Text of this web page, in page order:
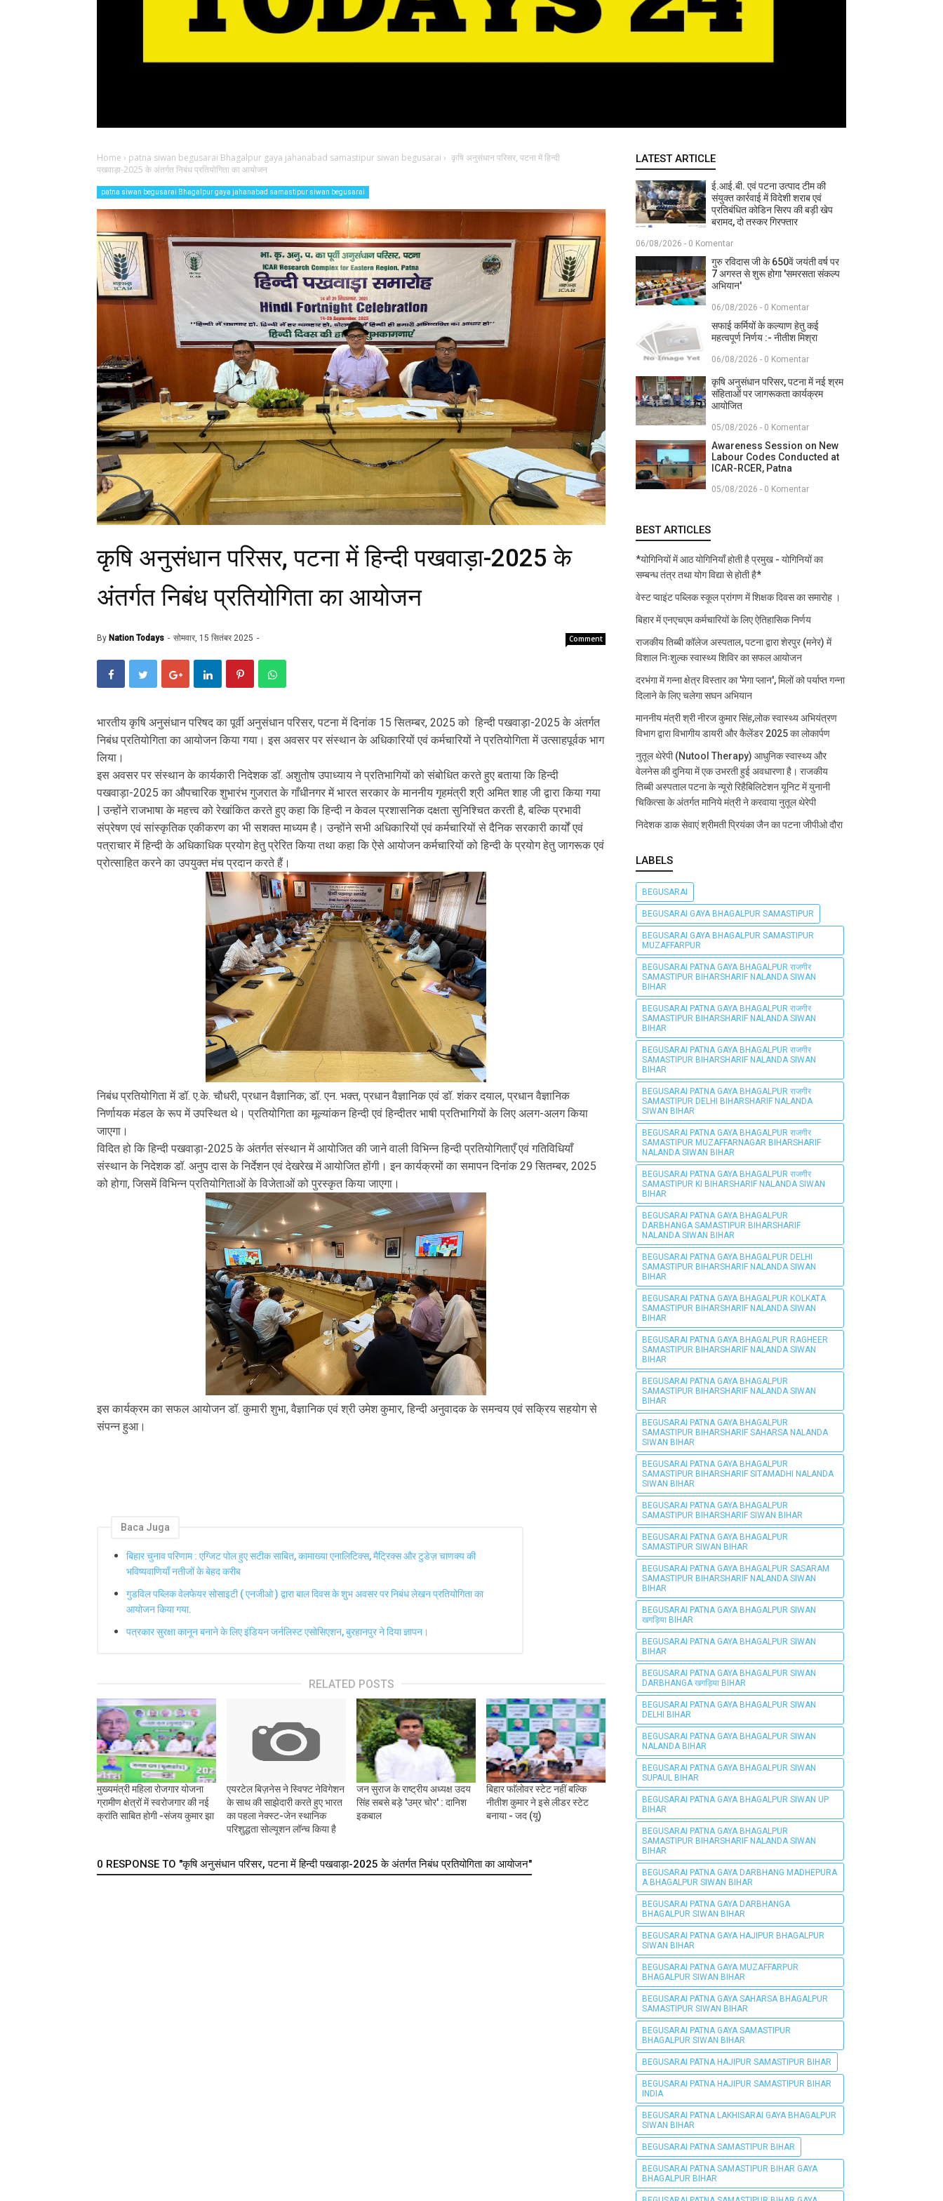
Home › patna siwan begusarai Bhagalpur gaya jahanabad samastipur siwan begusarai › कृषि अनुसंधान परिसर, पटना में हिन्दी
पखवाड़ा-2025 के अंतर्गत निबंध प्रतियोगिता का आयोजन
patna siwan begusarai Bhagalpur gaya jahanabad samastipur siwan begusarai
कृषि अनुसंधान परिसर, पटना में हिन्दी पखवाड़ा-2025 के
अंतर्गत निबंध प्रतियोगिता का आयोजन
By Nation Todays सोमवार, 15 सितंबर 2025 Comment
भारतीय कृषि अनुसंधान परिषद का पूर्वी अनुसंधान परिसर, पटना में दिनांक 15 सितम्बर, 2025 को हिन्दी पखवाड़ा-2025 के अंतर्गत
निबंध प्रतियोगिता का आयोजन किया गया। इस अवसर पर संस्थान के अधिकारियों एवं कर्मचारियों ने प्रतियोगिता में उत्साहपूर्वक भाग
लिया।
इस अवसर पर संस्थान के कार्यकारी निदेशक डॉ. अशुतोष उपाध्याय ने प्रतिभागियों को संबोधित करते हुए बताया कि हिन्दी
पखवाड़ा-2025 का औपचारिक शुभारंभ गुजरात के गाँधीनगर में भारत सरकार के माननीय गृहमंत्री श्री अमित शाह जी द्वारा किया गया
| उन्होंने राजभाषा के महत्त्व को रेखांकित करते हुए कहा कि हिन्दी न केवल प्रशासनिक दक्षता सुनिश्चित करती है, बल्कि प्रभावी
संप्रेषण एवं सांस्कृतिक एकीकरण का भी सशक्त माध्यम है। उन्होंने सभी अधिकारियों एवं कर्मचारियों से दैनिक सरकारी कार्यों एवं
पत्राचार में हिन्दी के अधिकाधिक प्रयोग हेतु प्रेरित किया तथा कहा कि ऐसे आयोजन कर्मचारियों को हिन्दी के प्रयोग हेतु जागरूक एवं
प्रोत्साहित करने का उपयुक्त मंच प्रदान करते हैं।
निबंध प्रतियोगिता में डॉ. ए.के. चौधरी, प्रधान वैज्ञानिक; डॉ. एन. भक्त, प्रधान वैज्ञानिक एवं डॉ. शंकर दयाल, प्रधान वैज्ञानिक
निर्णायक मंडल के रूप में उपस्थित थे। प्रतियोगिता का मूल्यांकन हिन्दी एवं हिन्दीतर भाषी प्रतिभागियों के लिए अलग-अलग किया
जाएगा।
विदित हो कि हिन्दी पखवाड़ा-2025 के अंतर्गत संस्थान में आयोजित की जाने वाली विभिन्न हिन्दी प्रतियोगिताएँ एवं गतिविधियाँ
संस्थान के निदेशक डॉ. अनुप दास के निर्देशन एवं देखरेख में आयोजित होंगी। इन कार्यक्रमों का समापन दिनांक 29 सितम्बर, 2025
को होगा, जिसमें विभिन्न प्रतियोगिताओं के विजेताओं को पुरस्कृत किया जाएगा।
इस कार्यक्रम का सफल आयोजन डॉ. कुमारी शुभा, वैज्ञानिक एवं श्री उमेश कुमार, हिन्दी अनुवादक के समन्वय एवं सक्रिय सहयोग से
संपन्न हुआ।
Baca Juga
बिहार चुनाव परिणाम : एग्जिट पोल हुए सटीक साबित, कामाख्या एनालिटिक्स, मैट्रिक्स और टुडेज़ चाणक्य की
भविष्यवाणियाँ नतीजों के बेहद करीब
गुडविल पब्लिक वेलफेयर सोसाइटी ( एनजीओ ) द्वारा बाल दिवस के शुभ अवसर पर निबंध लेखन प्रतियोगिता का
आयोजन किया गया.
पत्रकार सुरक्षा कानून बनाने के लिए इंडियन जर्नलिस्ट एसोसिएशन, बुरहानपुर ने दिया ज्ञापन।
RELATED POSTS
मुख्यमंत्री महिला रोजगार योजना
ग्रामीण क्षेत्रों में स्वरोजगार की नई
क्रांति साबित होगी -संजय कुमार झा
एयरटेल बिज़नेस ने स्विफ्ट नेविगेशन
के साथ की साझेदारी करते हुए भारत
का पहला नेक्स्ट-जेन स्थानिक
परिशुद्धता सोल्यूशन लॉन्च किया है
जन सुराज के राष्ट्रीय अध्यक्ष उदय
सिंह सबसे बड़े 'उम्र चोर' : दानिश
इकबाल
बिहार फाॅलोवर स्टेट नहीं बल्कि
नीतीश कुमार ने इसे लीडर स्टेट
बनाया - जद (यू)
0 RESPONSE TO "कृषि अनुसंधान परिसर, पटना में हिन्दी पखवाड़ा-2025 के अंतर्गत निबंध प्रतियोगिता का आयोजन"
LATEST ARTICLE
ई.आई.बी. एवं पटना उत्पाद टीम की
संयुक्त कार्रवाई में विदेशी शराब एवं
प्रतिबंधित कोडिन सिरप की बड़ी खेप
बरामद, दो तस्कर गिरफ्तार
06/08/2026 - 0 Komentar
गुरु रविदास जी के 650वें जयंती वर्ष पर
7 अगस्त से शुरू होगा 'समरसता संकल्प
अभियान'
06/08/2026 - 0 Komentar
सफाई कर्मियों के कल्याण हेतु कई
महत्वपूर्ण निर्णय :- नीतीश मिश्रा
06/08/2026 - 0 Komentar
कृषि अनुसंधान परिसर, पटना में नई श्रम
संहिताओं पर जागरूकता कार्यक्रम
आयोजित
05/08/2026 - 0 Komentar
Awareness Session on New
Labour Codes Conducted at
ICAR-RCER, Patna
05/08/2026 - 0 Komentar
BEST ARTICLES
*योगिनियों में आठ योगिनियाँ होती है प्रमुख - योगिनियों का
सम्बन्ध तंत्र तथा योग विद्या से होती है*
वेस्ट प्वाइंट पब्लिक स्कूल प्रांगण में शिक्षक दिवस का समारोह ।
बिहार में एनएचएम कर्मचारियों के लिए ऐतिहासिक निर्णय
राजकीय तिब्बी कॉलेज अस्पताल, पटना द्वारा शेरपुर (मनेर) में
विशाल निःशुल्क स्वास्थ्य शिविर का सफल आयोजन
दरभंगा में गन्ना क्षेत्र विस्तार का 'मेगा प्लान', मिलों को पर्याप्त गन्ना
दिलाने के लिए चलेगा सघन अभियान
माननीय मंत्री श्री नीरज कुमार सिंह,लोक स्वास्थ्य अभियंत्रण
विभाग द्वारा विभागीय डायरी और कैलेंडर 2025 का लोकार्पण
नुतूल थेरेपी (Nutool Therapy) आधुनिक स्वास्थ्य और
वेलनेस की दुनिया में एक उभरती हुई अवधारणा है। राजकीय
तिब्बी अस्पताल पटना के न्यूरो रिहैबिलिटेशन यूनिट में युनानी
चिकित्सा के अंतर्गत मानिये मंत्री ने करवाया नुतूल थेरेपी
निदेशक डाक सेवाएं श्रीमती प्रियंका जैन का पटना जीपीओ दौरा
LABELS
BEGUSARAI
BEGUSARAI GAYA BHAGALPUR SAMASTIPUR
BEGUSARAI GAYA BHAGALPUR SAMASTIPUR
MUZAFFARPUR
BEGUSARAI PATNA GAYA BHAGALPUR राजगीर
SAMASTIPUR BIHARSHARIF NALANDA SIWAN
BIHAR
BEGUSARAI PATNA GAYA BHAGALPUR राजगीर
SAMASTIPUR BIHARSHARIF NALANDA SIWAN
BIHAR
BEGUSARAI PATNA GAYA BHAGALPUR राजगीर
SAMASTIPUR BIHARSHARIF NALANDA SIWAN
BIHAR
BEGUSARAI PATNA GAYA BHAGALPUR राजगीर
SAMASTIPUR DELHI BIHARSHARIF NALANDA
SIWAN BIHAR
BEGUSARAI PATNA GAYA BHAGALPUR राजगीर
SAMASTIPUR MUZAFFARNAGAR BIHARSHARIF
NALANDA SIWAN BIHAR
BEGUSARAI PATNA GAYA BHAGALPUR राजगीर
SAMASTIPUR KI BIHARSHARIF NALANDA SIWAN
BIHAR
BEGUSARAI PATNA GAYA BHAGALPUR
DARBHANGA SAMASTIPUR BIHARSHARIF
NALANDA SIWAN BIHAR
BEGUSARAI PATNA GAYA BHAGALPUR DELHI
SAMASTIPUR BIHARSHARIF NALANDA SIWAN
BIHAR
BEGUSARAI PATNA GAYA BHAGALPUR KOLKATA
SAMASTIPUR BIHARSHARIF NALANDA SIWAN
BIHAR
BEGUSARAI PATNA GAYA BHAGALPUR RAGHEER
SAMASTIPUR BIHARSHARIF NALANDA SIWAN
BIHAR
BEGUSARAI PATNA GAYA BHAGALPUR
SAMASTIPUR BIHARSHARIF NALANDA SIWAN
BIHAR
BEGUSARAI PATNA GAYA BHAGALPUR
SAMASTIPUR BIHARSHARIF SAHARSA NALANDA
SIWAN BIHAR
BEGUSARAI PATNA GAYA BHAGALPUR
SAMASTIPUR BIHARSHARIF SITAMADHI NALANDA
SIWAN BIHAR
BEGUSARAI PATNA GAYA BHAGALPUR
SAMASTIPUR BIHARSHARIF SIWAN BIHAR
BEGUSARAI PATNA GAYA BHAGALPUR
SAMASTIPUR SIWAN BIHAR
BEGUSARAI PATNA GAYA BHAGALPUR SASARAM
SAMASTIPUR BIHARSHARIF NALANDA SIWAN
BIHAR
BEGUSARAI PATNA GAYA BHAGALPUR SIWAN
खगड़िया BIHAR
BEGUSARAI PATNA GAYA BHAGALPUR SIWAN
BIHAR
BEGUSARAI PATNA GAYA BHAGALPUR SIWAN
DARBHANGA खगड़िया BIHAR
BEGUSARAI PATNA GAYA BHAGALPUR SIWAN
DELHI BIHAR
BEGUSARAI PATNA GAYA BHAGALPUR SIWAN
NALANDA BIHAR
BEGUSARAI PATNA GAYA BHAGALPUR SIWAN
SUPAUL BIHAR
BEGUSARAI PATNA GAYA BHAGALPUR SIWAN UP
BIHAR
BEGUSARAI PATNA GAYA BHAGALPUR
SAMASTIPUR BIHARSHARIF NALANDA SIWAN
BIHAR
BEGUSARAI PATNA GAYA DARBHANG MADHEPURA
A BHAGALPUR SIWAN BIHAR
BEGUSARAI PATNA GAYA DARBHANGA
BHAGALPUR SIWAN BIHAR
BEGUSARAI PATNA GAYA HAJIPUR BHAGALPUR
SIWAN BIHAR
BEGUSARAI PATNA GAYA MUZAFFARPUR
BHAGALPUR SIWAN BIHAR
BEGUSARAI PATNA GAYA SAHARSA BHAGALPUR
SAMASTIPUR SIWAN BIHAR
BEGUSARAI PATNA GAYA SAMASTIPUR
BHAGALPUR SIWAN BIHAR
BEGUSARAI PATNA HAJIPUR SAMASTIPUR BIHAR
BEGUSARAI PATNA HAJIPUR SAMASTIPUR BIHAR
INDIA
BEGUSARAI PATNA LAKHISARAI GAYA BHAGALPUR
SIWAN BIHAR
BEGUSARAI PATNA SAMASTIPUR BIHAR
BEGUSARAI PATNA SAMASTIPUR BIHAR GAYA
BHAGALPUR BIHAR